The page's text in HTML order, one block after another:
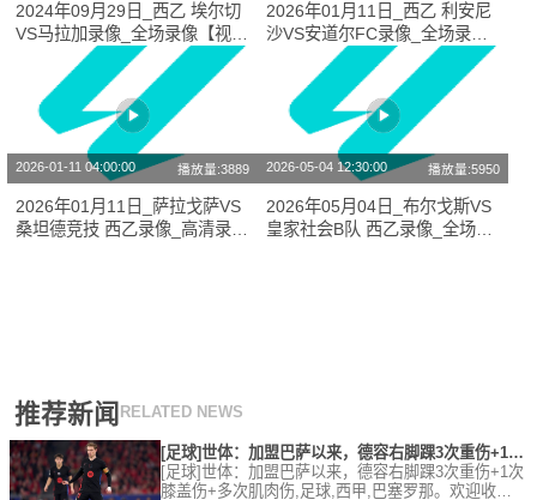
2024年09月29日_西乙 埃尔切
VS马拉加录像_全场录像【视频
2026年01月11日_西乙 利安尼
沙VS安道尔FC录像_全场录像
【全场回放】
2026-01-11 04:00:00 播放量:3889
2026年01月11日_萨拉戈萨VS
桑坦德竞技 西乙录像_高清录像
2026-05-04 12:30:00 播放量:5950
2026年05月04日_布尔戈斯VS
皇家社会B队 西乙录像_全场录
推荐新闻 RELATED NEWS
[足球]世体：加盟巴萨以来，德容右脚踝3次重伤+1次膝盖伤+
[足球]世体：加盟巴萨以来，德容右脚踝3次重伤+1次
膝盖伤+多次肌肉伤,足球,西甲,巴塞罗那。欢迎收藏